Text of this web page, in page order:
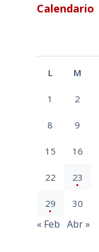
Calendario
L M
1 2
8 9
15 16
22 23
29 30
« Feb Abr »